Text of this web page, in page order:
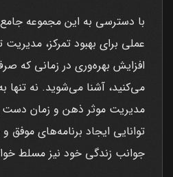
با دسترسی به این مجموعه
عملی برای بهبود تمرکز،
افزایش بهره‌وری در زمانی که
می‌کنید، آشنا می‌شوید. نه تنها
مدیریت موثر ذهن و زمان دست
توانایی ایجاد برنامه‌های موفق
جوانب زندگی خود نیز مسلط